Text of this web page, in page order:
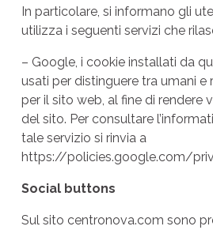
In particolare, si informano gli
utilizza i seguenti servizi che
– Google, i cookie installati da
usati per distinguere tra umani
per il sito web, al fine di rendere
del sito. Per consultare
tale servizio si rinvia a
https://policies.google.com/
Social buttons
Sul sito centronova.com sono